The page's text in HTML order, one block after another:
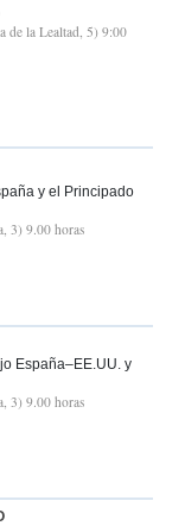
de la Lealtad, 5) 9:00
y el Principado
3) 9.00 horas
España–EE.UU. y
3) 9.00 horas